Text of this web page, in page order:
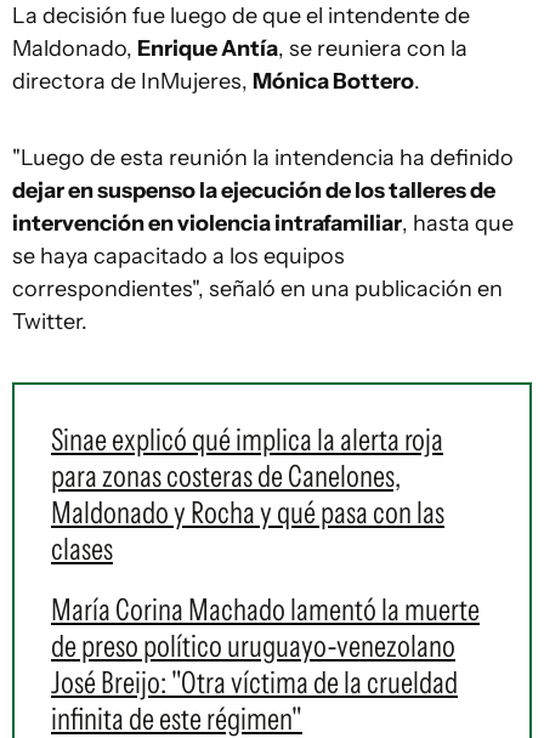
La decisión fue luego de que el intendente de
Maldonado, Enrique Antía, se reuniera con la
directora de InMujeres, Mónica Bottero.
"Luego de esta reunión la intendencia ha definido
dejar en suspenso la ejecución de los talleres de
intervención en violencia intrafamiliar, hasta que
se haya capacitado a los equipos
correspondientes", señaló en una publicación en
Twitter.
Sinae explicó qué implica la alerta roja
para zonas costeras de Canelones,
Maldonado y Rocha y qué pasa con las
clases
María Corina Machado lamentó la muerte
de preso político uruguayo-venezolano
José Breijo: "Otra víctima de la crueldad
infinita de este régimen"